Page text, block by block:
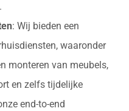
: Wij bieden een
waaronder
monteren van meubels,
en zelfs tijdelijke
end-to-end